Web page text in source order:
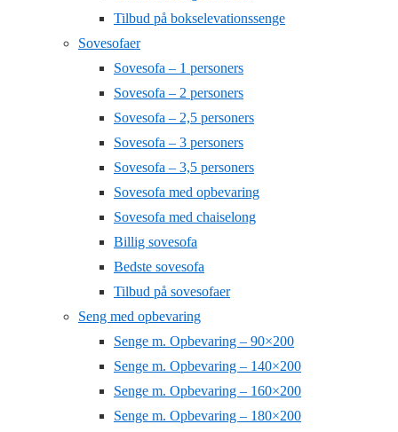
Tilbud på bokselevationssenge
Sovesofaer
Sovesofa – 1 personers
Sovesofa – 2 personers
Sovesofa – 2,5 personers
Sovesofa – 3 personers
Sovesofa – 3,5 personers
Sovesofa med opbevaring
Sovesofa med chaiselong
Billig sovesofa
Bedste sovesofa
Tilbud på sovesofaer
Seng med opbevaring
Senge m. Opbevaring – 90×200
Senge m. Opbevaring – 140×200
Senge m. Opbevaring – 160×200
Senge m. Opbevaring – 180×200